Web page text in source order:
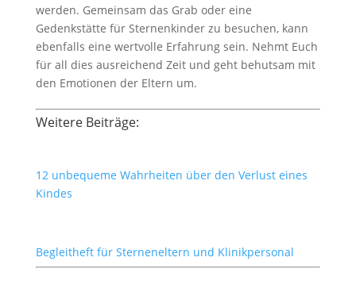
werden. Gemeinsam das Grab oder eine
Gedenkstätte für Sternenkinder zu besuchen, kann
ebenfalls eine wertvolle Erfahrung sein. Nehmt Euch
für all dies ausreichend Zeit und geht behutsam mit
den Emotionen der Eltern um.
Weitere Beiträge:
12 unbequeme Wahrheiten über den Verlust eines
Kindes
Begleitheft für Sterneneltern und Klinikpersonal